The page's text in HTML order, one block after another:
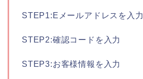
STEP1:Eメールアドレスを入力
STEP2:確認コードを入力
STEP3:お客様情報を入力